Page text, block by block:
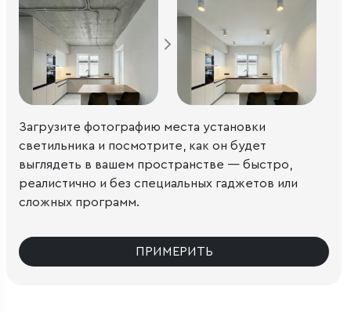
Загрузите фотографию места установки
светильника и посмотрите, как он будет
выглядеть в вашем пространстве — быстро,
реалистично и без специальных гаджетов или
сложных программ.
ПРИМЕРИТЬ